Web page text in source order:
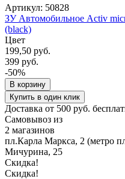
Артикул: 50828
ЗУ Автомобильное Activ
(black)
Цвет
199,50 руб.
399 руб.
-50%
В корзину
Купить в один клик
Доставка от 500 руб.
Самовывоз из
2 магазинов
пл.Карла Маркса, 2 (метро
Мичурина, 25
Скидка!
Скидка!